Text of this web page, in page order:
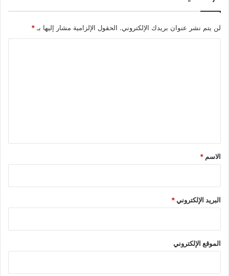
لن يتم نشر عنوان بريدك الإلكتروني. الحقول الإلزامية مشار إليها بـ*
*
الاسم *
البريد الإلكتروني*
الموقع الإلكتروني